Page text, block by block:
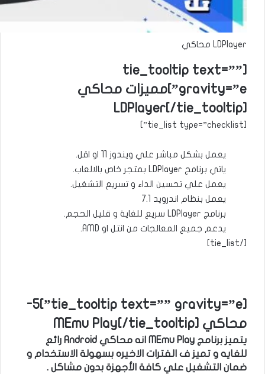
LDPlayer محاكي
[tie_tooltip text=””
gravity=”e”]مميزات محاكي
LDPlayer[/tie_tooltip]
[tie_list type=”checklist”]
يعمل بشكل مباشر علي ويندوز 11 او اقل.
ياتي برنامج LDPlayer بمتجر خاص بالالعاب.
يعمل علي تحسين الداء و تسريع التشغيل.
يعمل بنظام اندرويد 7.1
برنامج LDPlayer سريع للغاية و قليل الحجم.
يدعم جميع المعالجات من انتل او AMD.
[/tie_list]
[tie_tooltip text=”” gravity=”e”]5-
محاكي MEmu Play[/tie_tooltip]
يتميز برنامج MEmu Play انه محاكي Android رائع
للغايه و تميز ف الفترات الاخيره بسهولة الاستخدام و
ضمان التشغيل علي كافة الأجهزة بدون مشاكل .